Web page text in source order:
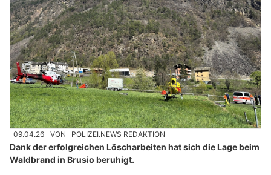
09.04.26 VON POLIZEI.NEWS REDAKTION
Dank der erfolgreichen Löscharbeiten hat sich die Lage beim
Waldbrand in Brusio beruhigt.